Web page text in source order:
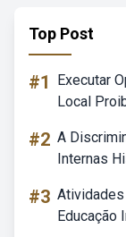
Top Post
#1
Executar
Local
#2 A
Internas
#3
Educação